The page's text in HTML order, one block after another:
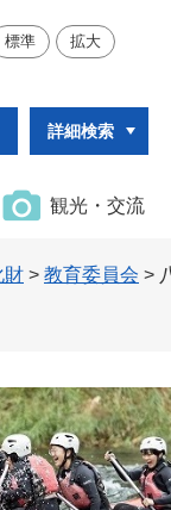
標準 拡大
詳細検索
観光・交流
財 > 教育委員会 >